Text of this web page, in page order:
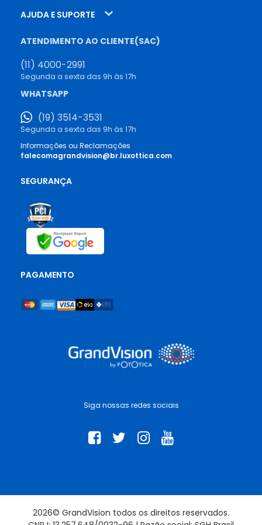
Siga nossas redes sociais
AJUDA E SUPORTE
ATENDIMENTO AO CLIENTE(SAC)
(11) 4000-2991
Segunda a sexta das 9h às 17h
WHATSAPP
(19) 3514-3531
Segunda a sexta das 9h às 17h
Informações ou Reclamações
falecomagrandvision@br.luxottica.com
SEGURANÇA
PAGAMENTO
2026© GrandVision todos os direitos reservados.